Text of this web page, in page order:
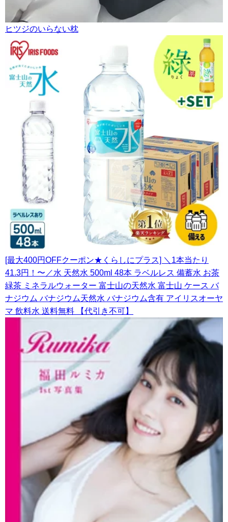
ヒツジのいらない枕
[最大400円OFFクーポン★くらしにプラス] ＼1本当たり
41.3円！〜／水 天然水 500ml 48本 ラベルレス 備蓄水 お茶
緑茶 ミネラルウォーター 富士山の天然水 富士山 ケース バ
ナジウム バナジウム天然水 バナジウム含有 アイリスオーヤ
マ 飲料水 送料無料 【代引き不可】